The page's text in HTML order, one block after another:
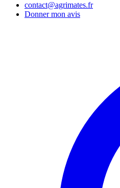
contact@agrimates.fr
Donner mon avis